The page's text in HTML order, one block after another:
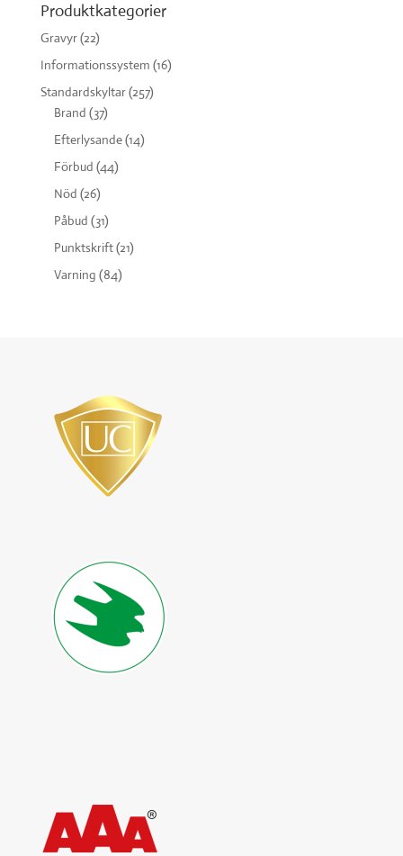
Produktkategorier
Gravyr(22)
Informationssystem (16)
Standardskyltar(257)
Brand (37)
Efterlysande(14)
Förbud (44)
Nöd (26)
Påbud (31)
Punktskrift(21)
Varning (84)